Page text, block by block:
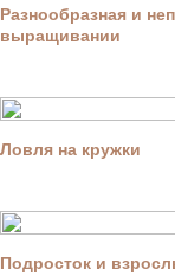
Разнообразная и
выращивании
Ловля на кружки
Подросток и